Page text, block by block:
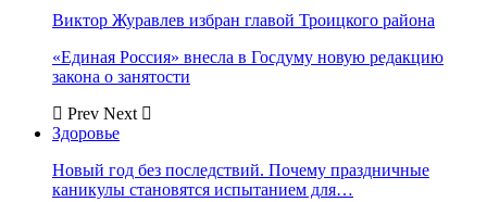
Виктор Журавлев избран главой Троицкого района
«Единая Россия» внесла в Госдуму новую редакцию
закона о занятости
Prev Next
Здоровье
Новый год без последствий. Почему праздничные
каникулы становятся испытанием для…